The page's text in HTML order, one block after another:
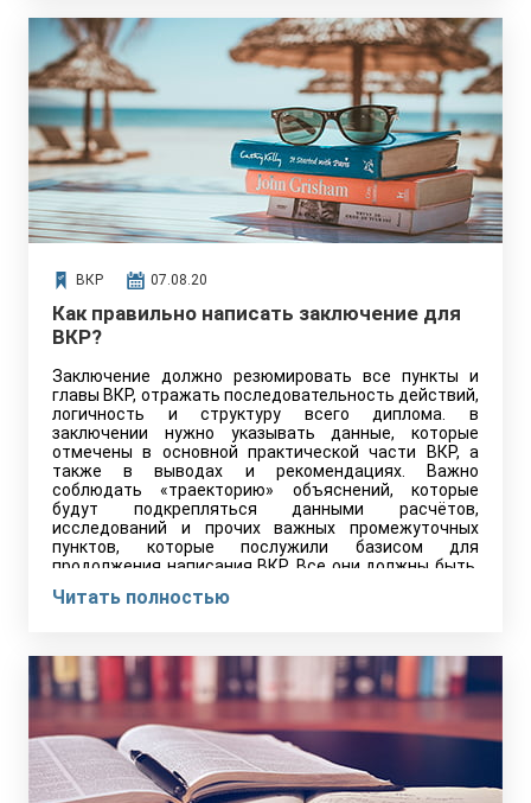
ВКР 07.08.20
Как правильно написать заключение для
ВКР?
Заключение должно резюмировать все пункты и
главы ВКР, отражать последовательность действий,
логичность и структуру всего диплома. в
заключении нужно указывать данные, которые
отмечены в основной практической части ВКР, а
также в выводах и рекомендациях. Важно
соблюдать «траекторию» объяснений, которые
будут подкрепляться данными расчётов,
исследований и прочих важных промежуточных
пунктов, которые послужили базисом для
продолжения написания ВКР. Все они должны быть,
отражая весь путь анализа, который прошёл
Читать полностью